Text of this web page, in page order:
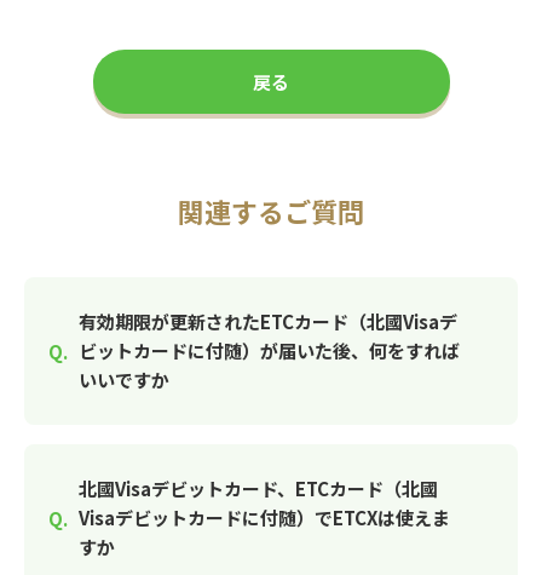
戻る
関連するご質問
有効期限が更新されたETCカード（北國Visaデ
ビットカードに付随）が届いた後、何をすれば
いいですか
北國Visaデビットカード、ETCカード（北國
Visaデビットカードに付随）でETCXは使えま
すか